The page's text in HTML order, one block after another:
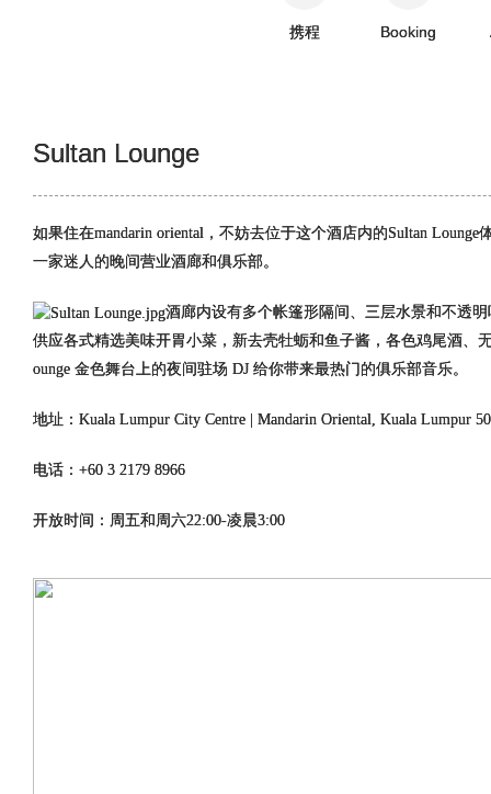
携程 Booking
Sultan Lounge
如果住在mandarin oriental，不妨去位于这个酒店内的Sultan
一家迷人的晚间营业酒廊和俱乐部。
酒廊内设有多个帐篷形隔间、三层水景和不透
供应各式精选美味开胃小菜，新去壳牡蛎和鱼子酱，各色鸡尾酒、
ounge 金色舞台上的夜间驻场 DJ 给你带来最热门的俱乐部音乐。
地址： Kuala Lumpur City Centre | Mandarin Oriental, Kuala Lumpur
电话：+60 3 2179 8966
开放时间： 周五和周六22:00-凌晨3:00